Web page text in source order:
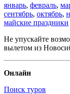
январь, февраль,
сентябрь, октябрь,
майские праздники
Не упускайте
вылетом из
Онлайн
Поиск туров